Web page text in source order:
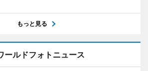
もっと見る
ールドフォトニュース